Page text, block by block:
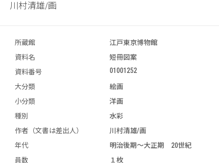
川村清雄/画
所蔵館
江戸東京博物館
資料名
短冊図案
資料番号
01001252
大分類
絵画
小分類
洋画
種別
水彩
作者（文書は差出人）
川村清雄/画
年代
明治後期～大正期 20世紀
員数
１枚